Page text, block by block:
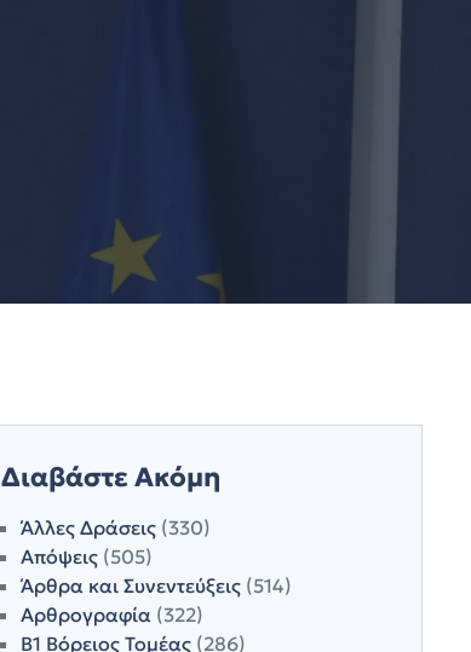
Διαβάστε Ακόμη
Άλλες Δράσεις(330)
Απόψεις(505)
Άρθρα και Συνεντεύξεις(514)
Αρθρογραφία(322)
Β1 Βόρειος Τομέας(286)